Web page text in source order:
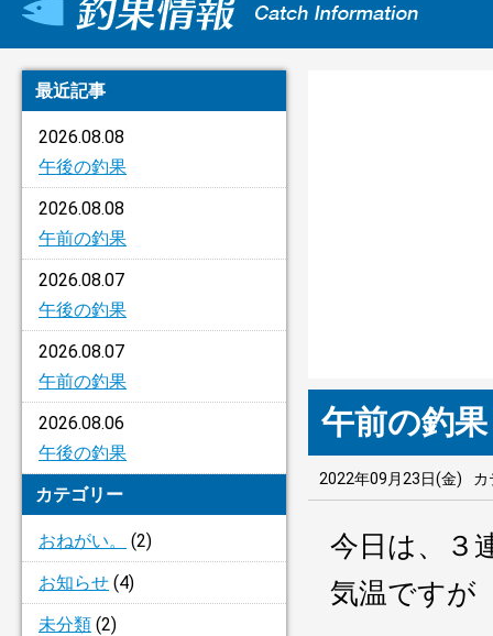
最近記事
2026.08.08
午後の釣果
2026.08.08
午前の釣果
2026.08.07
午後の釣果
2026.08.07
午前の釣果
2026.08.06
午後の釣果
カテゴリー
おねがい。
(2)
お知らせ (4)
未分類 (2)
午前の釣果
2022年09月23日(金) カ
今日は、３
気温ですが